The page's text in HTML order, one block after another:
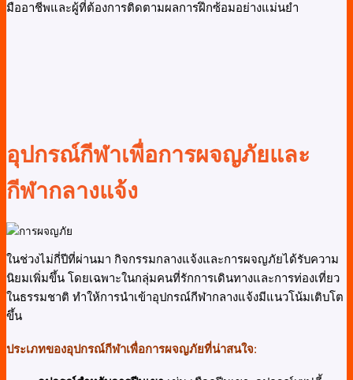
มืออาชีพและผู้ที่ต้องการติดตามผลการฝึกซ้อมอย่างแม่นยำ
อุปกรณ์กีฬาเพื่อการผจญภัยและ
กีฬากลางแจ้ง
ในช่วงไม่กี่ปีที่ผ่านมา กิจกรรมกลางแจ้งและการผจญภัยได้รับความ
นิยมเพิ่มขึ้น โดยเฉพาะในกลุ่มคนที่รักการเดินทางและการท่องเที่ยว
ในธรรมชาติ ทำให้การนำเข้าอุปกรณ์กีฬากลางแจ้งมีแนวโน้มเติบโต
ขึ้น
ประเภทของอุปกรณ์กีฬาเพื่อการผจญภัยที่น่าสนใจ: